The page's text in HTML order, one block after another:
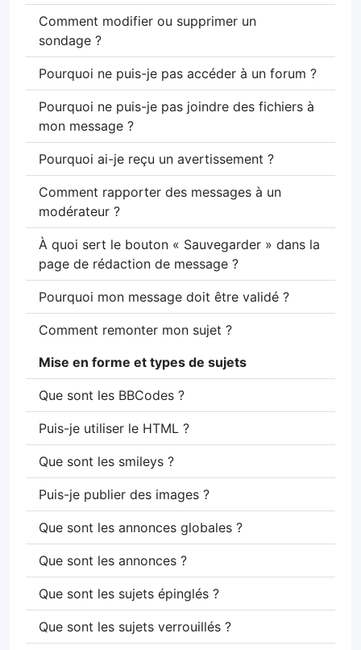
Comment modifier ou supprimer un
sondage ?
Pourquoi ne puis-je pas accéder à un forum ?
Pourquoi ne puis-je pas joindre des fichiers à
mon message ?
Pourquoi ai-je reçu un avertissement ?
Comment rapporter des messages à un
modérateur ?
À quoi sert le bouton « Sauvegarder » dans la
page de rédaction de message ?
Pourquoi mon message doit être validé ?
Comment remonter mon sujet ?
Mise en forme et types de sujets
Que sont les BBCodes ?
Puis-je utiliser le HTML ?
Que sont les smileys ?
Puis-je publier des images ?
Que sont les annonces globales ?
Que sont les annonces ?
Que sont les sujets épinglés ?
Que sont les sujets verrouillés ?